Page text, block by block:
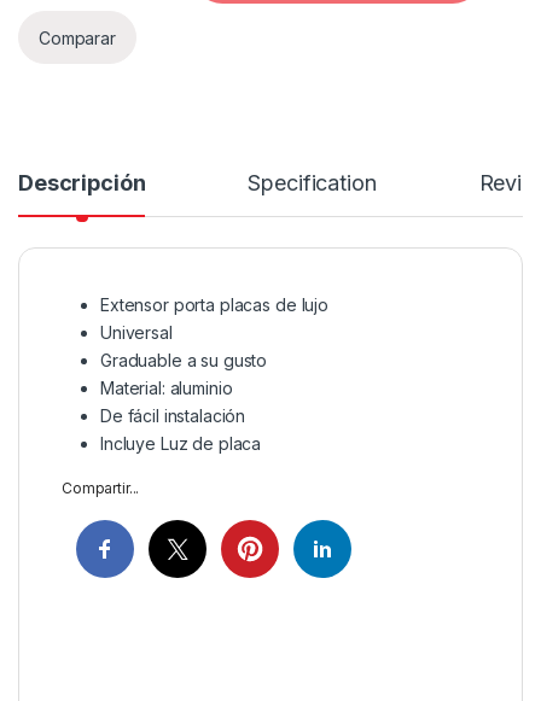
Comparar
Descripción Specification
Extensor porta placas de lujo
Universal
Graduable a su gusto
Material: aluminio
De fácil instalación
Incluye Luz de placa
Compartir...